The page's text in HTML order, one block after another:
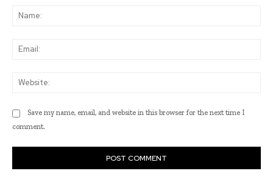
Save my name, email, and website in this browser for the next time I
comment.